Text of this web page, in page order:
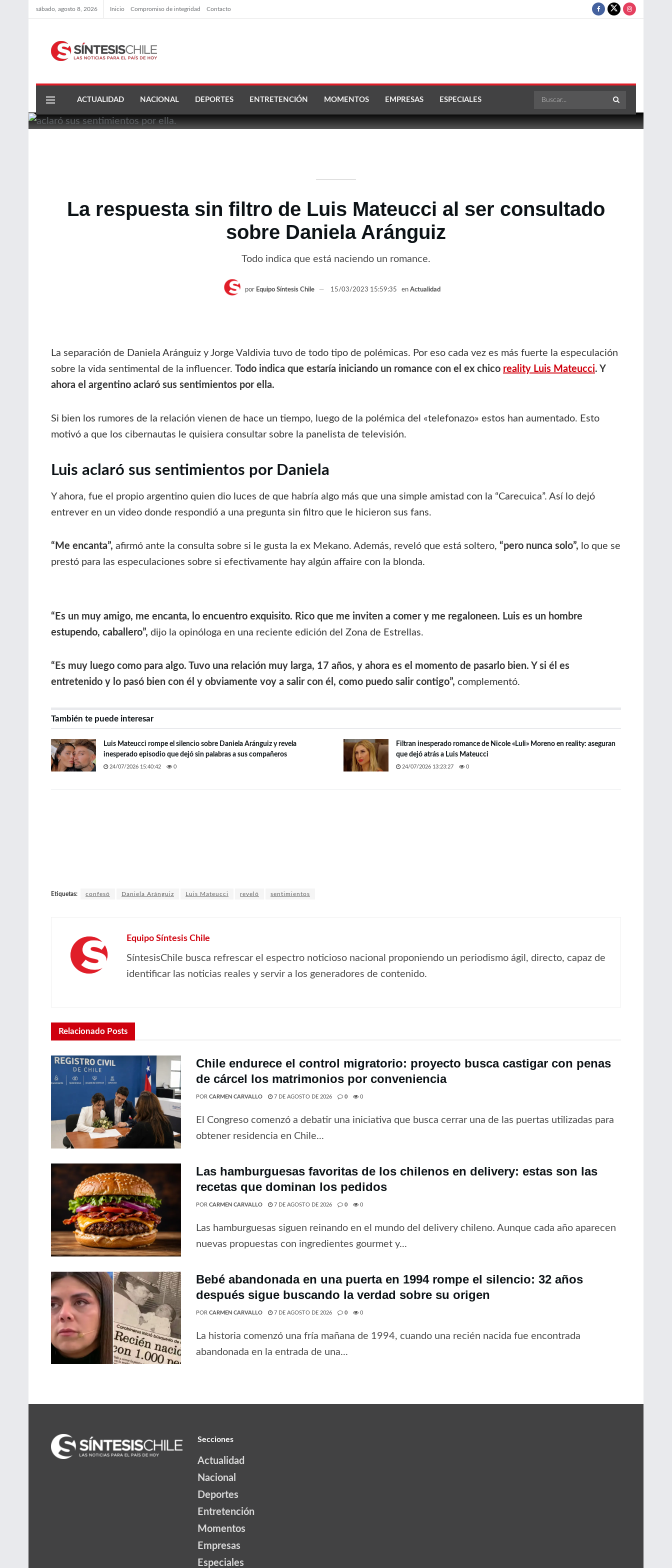
sábado, agosto 8, 2026 Inicio Compromiso de integridad Contacto
ACTUALIDAD NACIONAL DEPORTES ENTRETENCIÓN MOMENTOS EMPRESAS ESPECIALES
La respuesta sin filtro de Luis Mateucci al ser consultado
sobre Daniela Aránguiz
Todo indica que está naciendo un romance.
por Equipo Síntesis Chile 15/03/2023 15:59:35 en Actualidad
La separación de Daniela Aránguiz y Jorge Valdivia tuvo de todo tipo de polémicas. Por eso cada vez es más fuerte la especulación
sobre la vida sentimental de la influencer. Todo indica que estaría iniciando un romance con el ex chico reality Luis Mateucci. Y
ahora el argentino aclaró sus sentimientos por ella.
Si bien los rumores de la relación vienen de hace un tiempo, luego de la polémica del «telefonazo» estos han aumentado. Esto
motivó a que los cibernautas le quisiera consultar sobre la panelista de televisión.
Luis aclaró sus sentimientos por Daniela
Y ahora, fue el propio argentino quien dio luces de que habría algo más que una simple amistad con la “Carecuica”. Así lo dejó
entrever en un video donde respondió a una pregunta sin filtro que le hicieron sus fans.
“Me encanta”, afirmó ante la consulta sobre si le gusta la ex Mekano. Además, reveló que está soltero, “pero nunca solo”, lo que se
prestó para las especulaciones sobre si efectivamente hay algún affaire con la blonda.
“Es un muy amigo, me encanta, lo encuentro exquisito. Rico que me inviten a comer y me regaloneen. Luis es un hombre
estupendo, caballero”, dijo la opinóloga en una reciente edición del Zona de Estrellas.
“Es muy luego como para algo. Tuvo una relación muy larga, 17 años, y ahora es el momento de pasarlo bien. Y si él es
entretenido y lo pasó bien con él y obviamente voy a salir con él, como puedo salir contigo”, complementó.
También te puede interesar
Luis Mateucci rompe el silencio sobre Daniela Aránguiz y revela
inesperado episodio que dejó sin palabras a sus compañeros
24/07/2026 15:40:42 0
Filtran inesperado romance de Nicole «Luli» Moreno en reality: aseguran
que dejó atrás a Luis Mateucci
24/07/2026 13:23:27 0
Etiquetas: confesó Daniela Aránguiz Luis Mateucci reveló sentimientos
Equipo Síntesis Chile
SíntesisChile busca refrescar el espectro noticioso nacional proponiendo un periodismo ágil, directo, capaz de
identificar las noticias reales y servir a los generadores de contenido.
Relacionado Posts
Chile endurece el control migratorio: proyecto busca castigar con penas
de cárcel los matrimonios por conveniencia
POR CARMEN CARVALLO 7 DE AGOSTO DE 2026 0 0
El Congreso comenzó a debatir una iniciativa que busca cerrar una de las puertas utilizadas para
obtener residencia en Chile...
Las hamburguesas favoritas de los chilenos en delivery: estas son las
recetas que dominan los pedidos
POR CARMEN CARVALLO 7 DE AGOSTO DE 2026 0 0
Las hamburguesas siguen reinando en el mundo del delivery chileno. Aunque cada año aparecen
nuevas propuestas con ingredientes gourmet y...
Bebé abandonada en una puerta en 1994 rompe el silencio: 32 años
después sigue buscando la verdad sobre su origen
POR CARMEN CARVALLO 7 DE AGOSTO DE 2026 0 0
La historia comenzó una fría mañana de 1994, cuando una recién nacida fue encontrada
abandonada en la entrada de una...
Secciones
Actualidad
Nacional
Deportes
Entretención
Momentos
Empresas
Especiales